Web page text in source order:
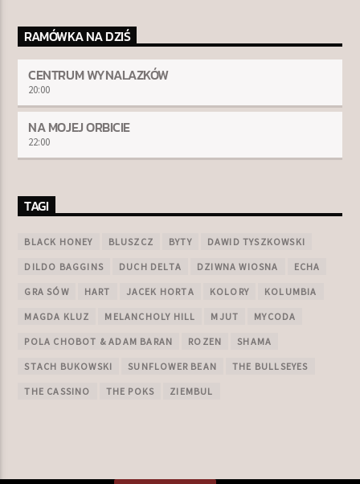
RAMÓWKA NA DZIŚ
CENTRUM WYNALAZKÓW
20:00
NA MOJEJ ORBICIE
22:00
TAGI
BLACK HONEY BLUSZCZ BYTY DAWID TYSZKOWSKI
DILDO BAGGINS DUCH DELTA DZIWNA WIOSNA ECHA
GRA SÓW HART JACEK HORTA KOLORY KOLUMBIA
MAGDA KLUZ MELANCHOLY HILL MJUT MYCODA
POLA CHOBOT & ADAM BARAN ROZEN SHAMA
STACH BUKOWSKI SUNFLOWER BEAN THE BULLSEYES
THE CASSINO THE POKS ZIEMBUL